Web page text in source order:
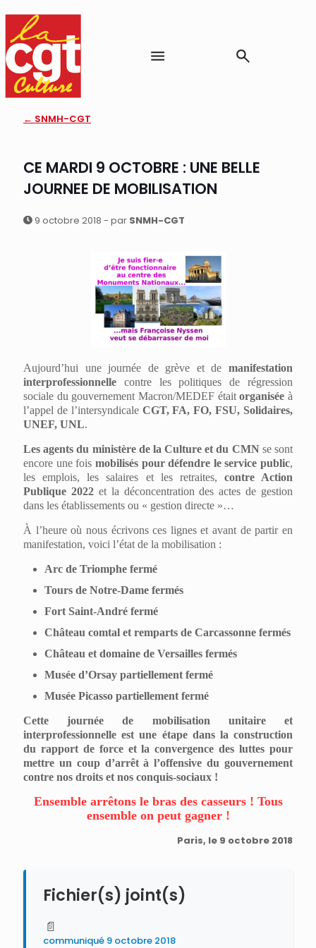
← SNMH-CGT
CE MARDI 9 OCTOBRE : UNE BELLE
JOURNEE DE MOBILISATION
9 octobre 2018 - par SNMH-CGT
Aujourd’hui une journée de grève et de manifestation
interprofessionnelle contre les politiques de régression
sociale du gouvernement Macron/MEDEF étaitorganisée à
l’appel de l’intersyndicale CGT, FA, FO, FSU, Solidaires,
UNEF, UNL.
Les agents du ministère de la Culture et du CMNse sont
encore une fois mobilisés pour défendre le service public,
les emplois, les salaires et les retraites, contre Action
Publique 2022et la déconcentration des actes de gestion
dans les établissements ou « gestion directe »…
À l’heure où nous écrivons ces lignes et avant de partir en
manifestation, voici l’état de la mobilisation :
Arc de Triomphe fermé
Tours de Notre-Dame fermés
Fort Saint-André fermé
Château comtal et remparts de Carcassonne fermés
Château et domaine de Versailles fermés
Musée d’Orsay partiellement fermé
Musée Picasso partiellement fermé
Cette journée de mobilisation unitaire et
interprofessionnelle est une étape dans la construction
du rapport de force et la convergence des luttes pour
mettre un coup d’arrêt à l’offensive du gouvernement
contre nos droits et nos conquis-sociaux !
Ensemble arrêtons le bras des casseurs ! Tous
ensemble on peut gagner !
Paris, le 9 octobre 2018
Fichier(s) joint(s)
📄
communiqué 9 octobre 2018